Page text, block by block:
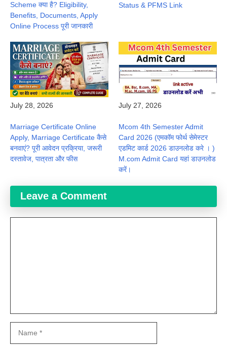
Scheme क्या है? Eligibility,
Benefits, Documents, Apply
Online Process पूरी जानकारी
Status & PFMS Link
July 28, 2026
Marriage Certificate Online
Apply, Marriage Certificate कैसे
बनवाएं? पूरी आवेदन प्रक्रिया, जरूरी
दस्तावेज, पात्रता और फीस
July 27, 2026
Mcom 4th Semester Admit
Card 2026 (एमकॉम फोर्थ सेमेस्टर
एडमिट कार्ड 2026 डाउनलोड करे । )
M.com Admit Card यहां डाउनलोड
करें।
Leave a Comment